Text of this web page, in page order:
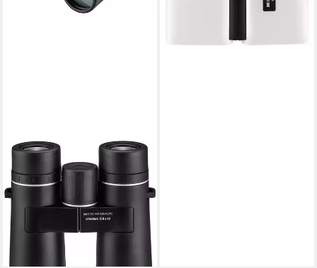
ESCHENBACH OPTIK
adventure 8 x 42 Fernglas
(Leicht & robust mit
Weitwinkeloptik und
Brillenträger-Okularen)
ab 194,99 €
lieferbar - in 2-3 Werktagen bei dir
lieferbar - in 2-3 Werktagen bei dir